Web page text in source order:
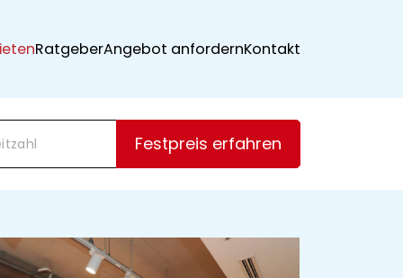
RatgeberAngebot anfordernKontakt
Festpreis erfahren